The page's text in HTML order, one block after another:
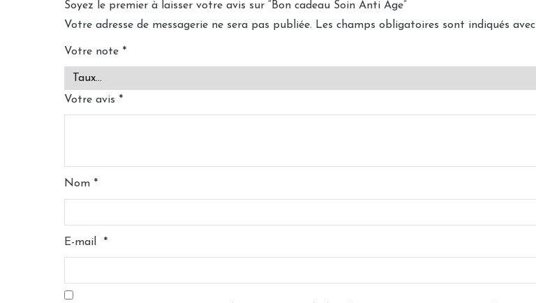
Soyez le premier à laisser votre avis sur “Bon cadeau Soin Anti Age”
Votre adresse de messagerie ne sera pas publiée. Les champs obligatoires sont indiqués avec
Votre note *
Votre avis *
Nom *
E-mail *